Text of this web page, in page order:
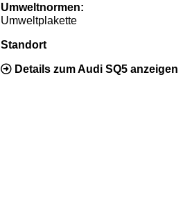
Umweltnormen:
Umweltplakette
Standort
Details zum Audi SQ5 anzeigen